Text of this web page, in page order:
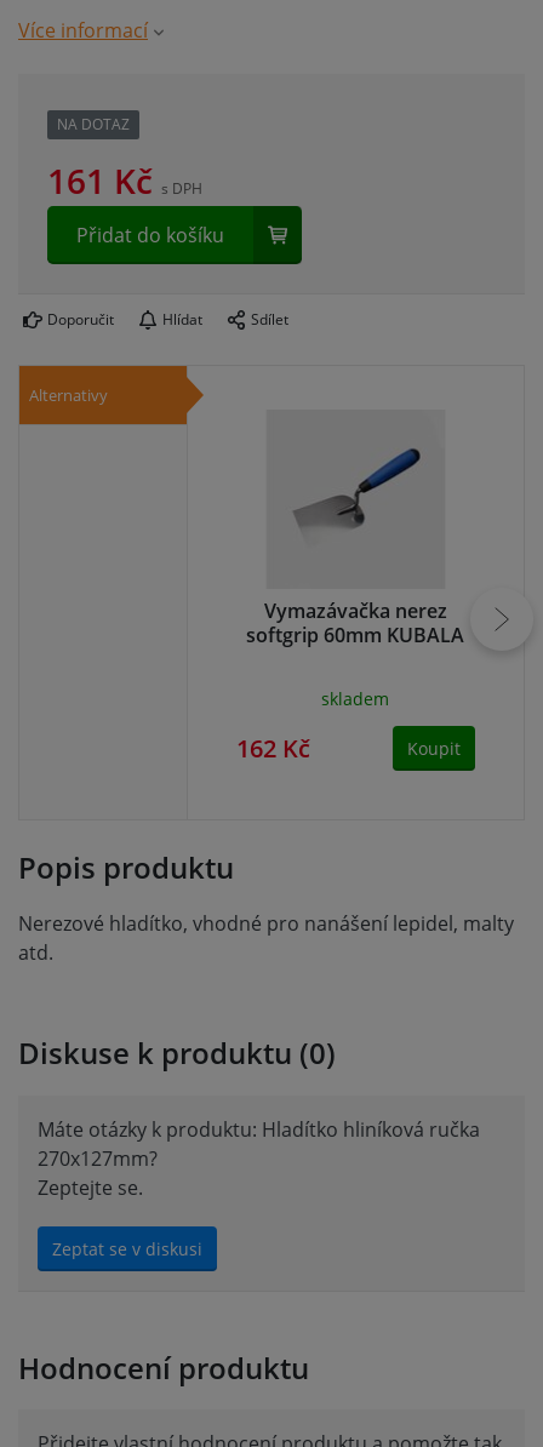
Více informací
NA DOTAZ
161 Kč s DPH
Přidat do košíku
Doporučit Hlídat Sdílet
Alternativy
Vymazávačka nerez
softgrip 60mm KUBALA
skladem
162 Kč Koupit
Popis produktu
Nerezové hladítko, vhodné pro nanášení lepidel, malty
atd.
Diskuse k produktu (0)
Máte otázky k produktu: Hladítko hliníková ručka
270x127mm?
Zeptejte se.
Zeptat se v diskusi
Hodnocení produktu